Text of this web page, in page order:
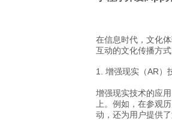
在信息时代，文化
互动的文化传播方
1. 增强现实（AR）
增强现实技术的应
上。例如，在参观
动，还为用户提供